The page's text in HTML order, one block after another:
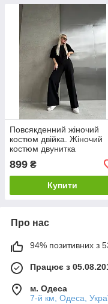
Повсякденний жіночий
костюм двійка. Жіночий
костюм двунитка
899 ₴
Купити
Про нас
94% позитивних з 53
Працює з
м. Одеса
7-й км, Одеса,